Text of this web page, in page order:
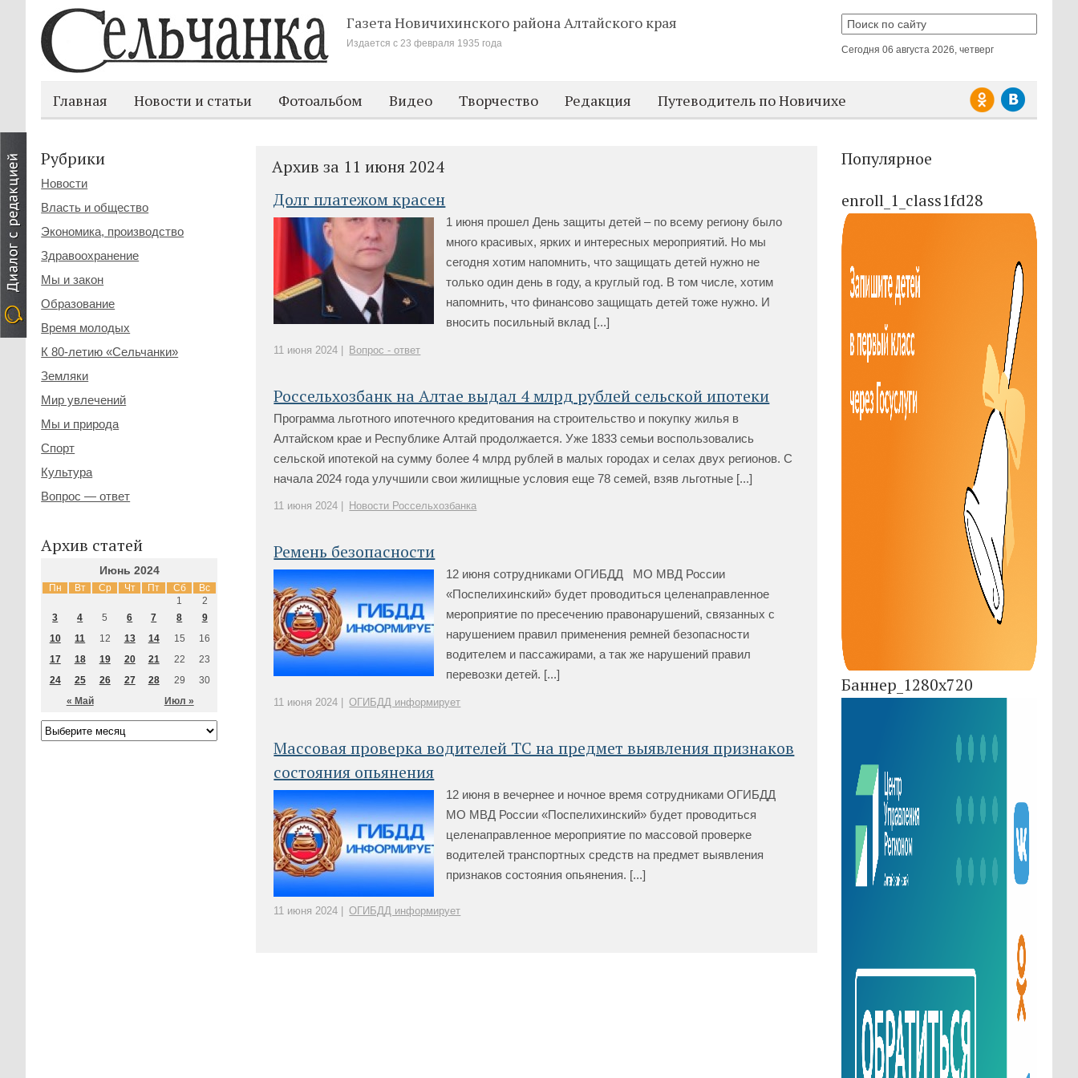
Газета Новичихинского районаАлтайского края
Издается с 23 февраля 1935 года
Сегодня 06 августа 2026, четверг
Главная Новости и статьи Фотоальбом Видео Творчество Редакция Путеводитель по Новичихе
Популярное
enroll_1_class1fd28
Баннер_1280x720
Архив за 11 июня 2024
Долг платежом красен
1 июня прошел День защиты детей – по всему региону было
много красивых, ярких и интересных мероприятий. Но мы
сегодня хотим напомнить, что защищать детей нужно не
только один день в году, а круглый год. В том числе, хотим
напомнить, что финансово защищать детей тоже нужно. И
вносить посильный вклад [...]
11 июня 2024 | Вопрос - ответ
Россельхозбанк на Алтае выдал 4 млрд рублей сельской ипотеки
Программа льготного ипотечного кредитования на строительство и покупку жилья в
Алтайском крае и Республике Алтай продолжается. Уже 1833 семьи воспользовались
сельской ипотекой на сумму более 4 млрд рублей в малых городах и селах двух регионов. С
начала 2024 года улучшили свои жилищные условия еще 78 семей, взяв льготные [...]
11 июня 2024 | Новости Россельхозбанка
Ремень безопасности
12 июня сотрудниками ОГИБДД МО МВД России
«Поспелихинский» будет проводиться целенаправленное
мероприятие по пресечению правонарушений, связанных с
нарушением правил применения ремней безопасности
водителем и пассажирами, а так же нарушений правил
перевозки детей. [...]
11 июня 2024 | ОГИБДД информирует
Массовая проверка водителей ТС на предмет выявления признаков
состояния опьянения
12 июня в вечернее и ночное время сотрудниками ОГИБДД
МО МВД России «Поспелихинский» будет проводиться
целенаправленное мероприятие по массовой проверке
водителей транспортных средств на предмет выявления
признаков состояния опьянения. [...]
11 июня 2024 | ОГИБДД информирует
Рубрики
Новости
Власть и общество
Экономика, производство
Здравоохранение
Мы и закон
Образование
Время молодых
К 80-летию «Сельчанки»
Земляки
Мир увлечений
Мы и природа
Спорт
Культура
Вопрос — ответ
Архив статей
Июнь 2024
Пн Вт Ср Чт Пт Сб Вс
« Май Июл »
1
2
3
4 5 6 7 8
9
10
11 12 13 14 15
16
17
18 19 20 21 22
23
24
25 26 27 28 29 30